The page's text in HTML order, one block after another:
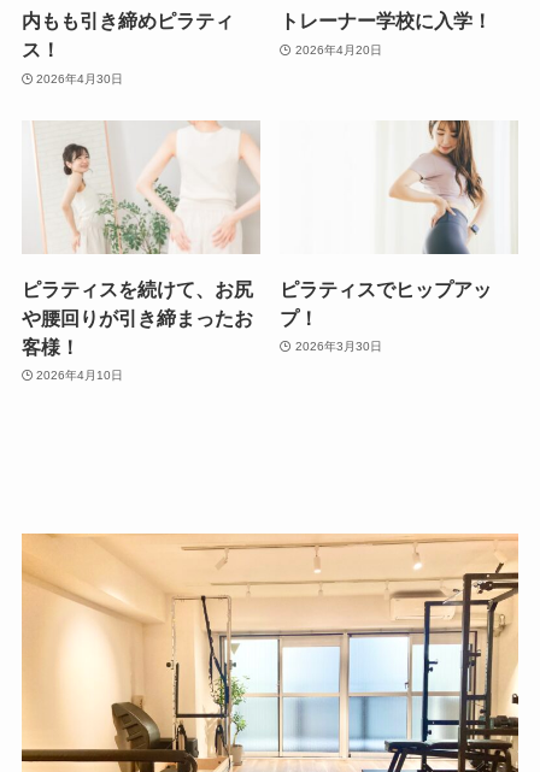
内もも引き締めピラティ
ス！
2026年4月30日
トレーナー学校に入学！
2026年4月20日
ピラティスを続けて、お尻
や腰回りが引き締まったお
客様！
2026年4月10日
ピラティスでヒップアッ
プ！
2026年3月30日